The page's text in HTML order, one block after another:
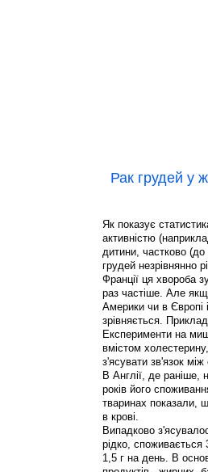
Рак грудей у
Як показує
активністю
дитини, частково (до
грудей незрівнянно
Франції ця хвороба
раз частіше. Але
Америки чи в Європі
зрівняється.
Експерименти на
вмістом
з'ясувати зв'язок
В Англії, де раніше,
років його
тваринах показали,
в крові.
Випадково
рідко, споживається
1,5 г на день. В